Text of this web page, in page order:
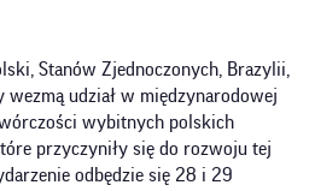
Stanów Zjednoczonych, Brazylii,
udział w międzynarodowej
wybitnych polskich
przyczyniły się do rozwoju tej
odbędzie się 28 i 29